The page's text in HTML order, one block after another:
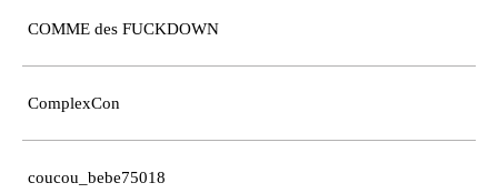
COMME des FUCKDOWN
ComplexCon
coucou_bebe75018